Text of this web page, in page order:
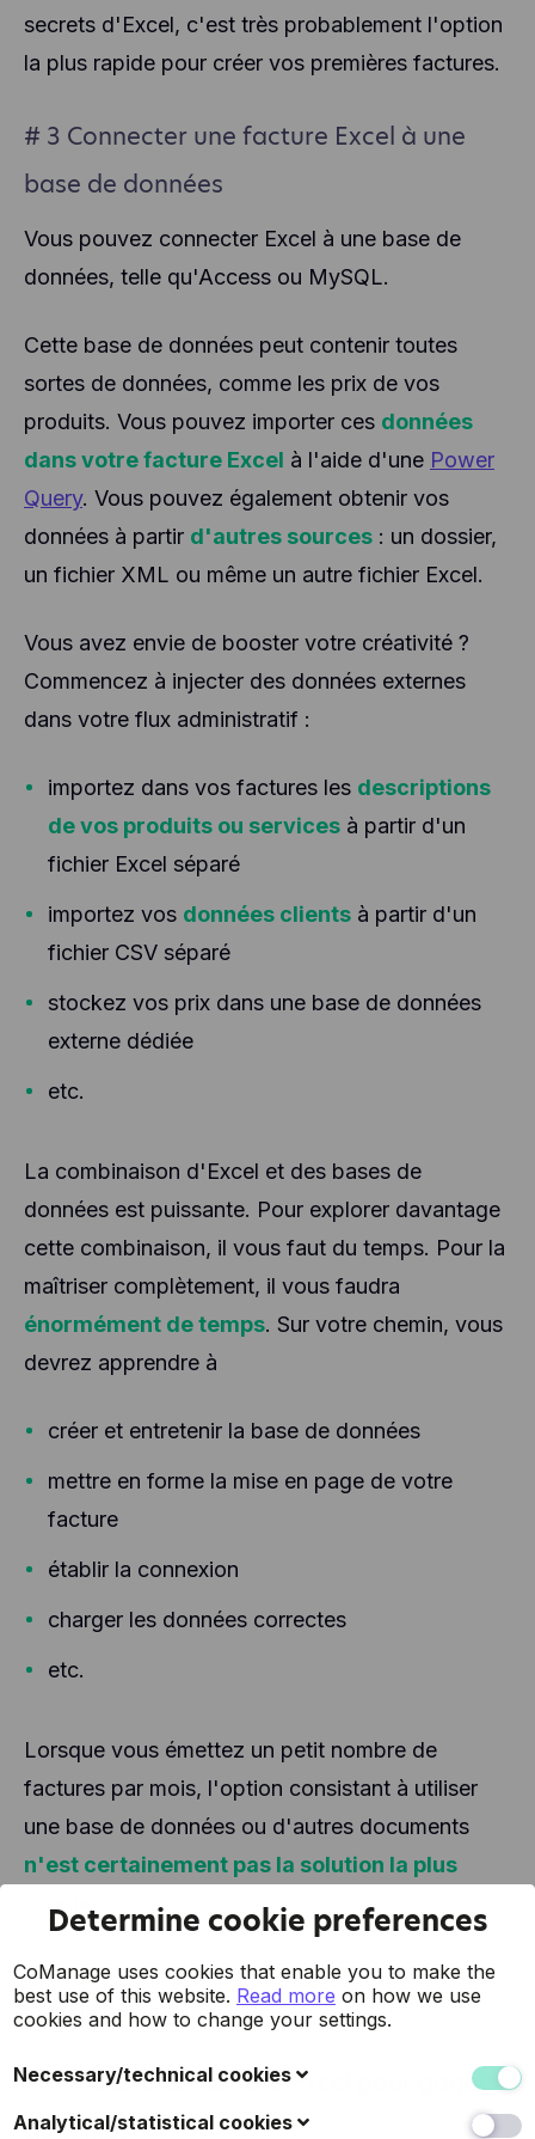
secrets d'Excel, c'est très probablement l'option
la plus rapide pour créer vos premières factures.
# 3 Connecter une facture Excel à une
base de données
Vous pouvez connecter Excel à une base de
données, telle qu'Access ou MySQL.
Cette base de données peut contenir toutes
sortes de données, comme les prix de vos
produits. Vous pouvez importer ces données
dans votre facture Excel à l'aide d'une Power
Query. Vous pouvez également obtenir vos
données à partir d'autres sources : un dossier,
un fichier XML ou même un autre fichier Excel.
Vous avez envie de booster votre créativité ?
Commencez à injecter des données externes
dans votre flux administratif :
importez dans vos factures les descriptions
de vos produits ou services à partir d'un
fichier Excel séparé
importez vos données clients à partir d'un
fichier CSV séparé
stockez vos prix dans une base de données
externe dédiée
etc.
La combinaison d'Excel et des bases de
données est puissante. Pour explorer davantage
cette combinaison, il vous faut du temps. Pour la
maîtriser complètement, il vous faudra
énormément de temps. Sur votre chemin, vous
devrez apprendre à
créer et entretenir la base de données
mettre en forme la mise en page de votre
facture
établir la connexion
charger les données correctes
etc.
Lorsque vous émettez un petit nombre de
factures par mois, l'option consistant à utiliser
une base de données ou d'autres documents
n'est certainement pas la solution la plus
Dans ce cas, vous avez tout intérêt à utiliser un
modèle de facture Excel.
# 4 Modèle de facture Excel pour gagner
du temps
Determine cookie preferences
CoManage uses cookies that enable you to make the
best use of this website. Read more on how we use
cookies and how to change your settings.
Necessary/technical cookies
These cookies collect data to improve the usability of
Analytical/statistical cookies